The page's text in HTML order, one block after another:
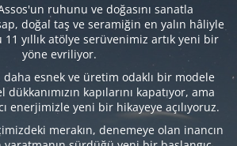
ruhunu ve doğasını sanatla
doğal taş ve seramiğin en yalın hâliyle
yıllık atölye serüvenimiz artık yeni bir
yöne evriliyor.
esnek ve üretim odaklı bir modele
kapılarını kapatıyor, ama
enerjimizle yeni bir hikayeye açılıyoruz.
merakın, denemeye olan inancın